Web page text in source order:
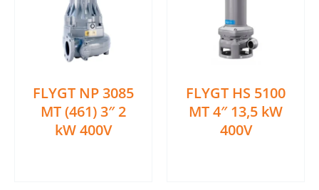
FLYGT NP 3085
MT (461) 3″ 2
kW 400V
FLYGT HS 5100
MT 4″ 13,5 kW
400V